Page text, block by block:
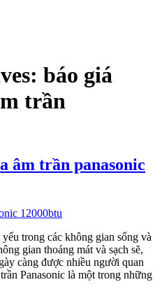
báo giá
trần
âm trần panasonic
trong các không gian sống và
gian thoáng mát và sạch sẽ,
càng được nhiều người quan
Panasonic là một trong những